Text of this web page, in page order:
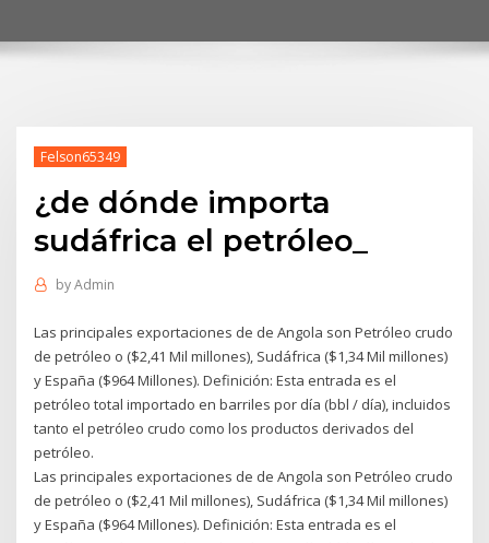
Felson65349
¿de dónde importa
sudáfrica el petróleo_
byAdmin
Las principales exportaciones de de Angola son Petróleo crudo
de petróleo o ($2,41 Mil millones), Sudáfrica ($1,34 Mil millones)
y España ($964 Millones). Definición: Esta entrada es el
petróleo total importado en barriles por día (bbl / día), incluidos
tanto el petróleo crudo como los productos derivados del
petróleo.
Las principales exportaciones de de Angola son Petróleo crudo
de petróleo o ($2,41 Mil millones), Sudáfrica ($1,34 Mil millones)
y España ($964 Millones). Definición: Esta entrada es el